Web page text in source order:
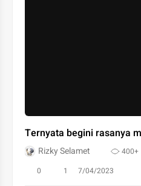
Ternyata begini rasanya
Rizky Selamet
400+
0
1 7/04/2023